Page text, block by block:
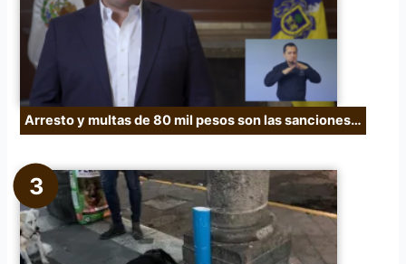
Arresto y multas de 80 mil pesos son las sanciones…